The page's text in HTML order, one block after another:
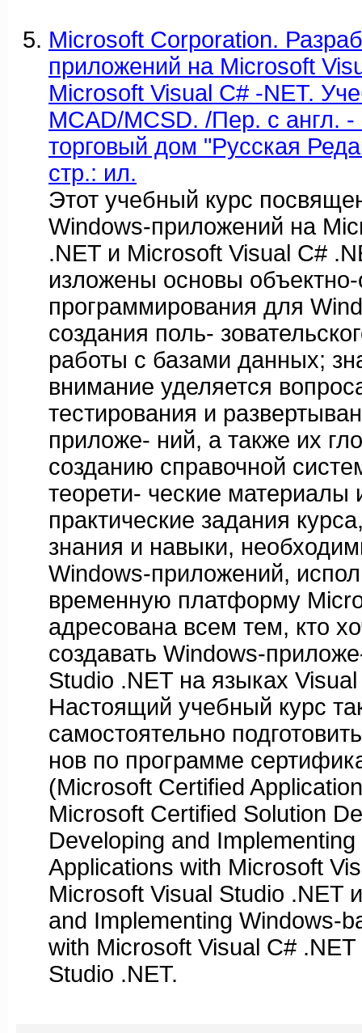
Microsoft Corporation.
приложений на Microsoft
Microsoft Visual C# -NET.
MCAD/MCSD. /Пер. с англ.
торговый дом "Русская
стр.: ил.
Этот учебный курс
Windows-приложений на
.NET и Microsoft Visual C#
изложены основы объектно-
программирования для
создания поль-
работы с базами данных;
внимание уделяется
тестирования и
приложе- ний, а также их
созданию справочной
теорети- ческие материалы
практические задания
знания и навыки,
Windows-приложений,
временную платформу
адресована всем тем, кто
создавать Windows-
Studio .NET на языках
Настоящий учебный курс
самостоятельно
нов по программе
(Microsoft Certified
Microsoft Certified Solution
Developing and
Applications with Microsoft
Microsoft Visual Studio .NET
and Implementing Windows-
with Microsoft Visual C#
Studio .NET.